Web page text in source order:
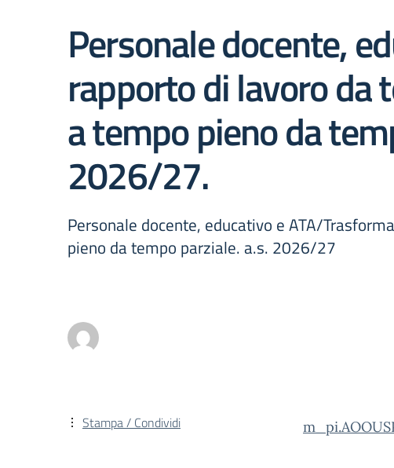
Personale docente,
rapporto di lavoro da
a tempo pieno da
2026/27.
Personale docente, educativo e ATA/
pieno da tempo parziale. a.s. 2026/27
Stampa / Condividi